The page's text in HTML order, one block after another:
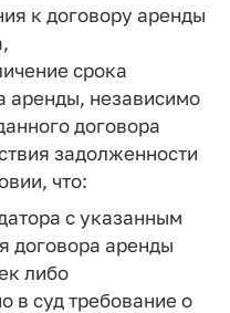
к договору аренды
срока
аренды, независимо
договора
задолженности
что:
с указанным
договора аренды
либо
в суд требование о